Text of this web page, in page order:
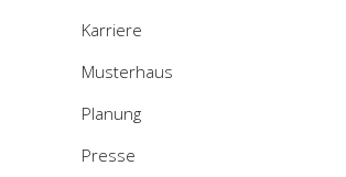
Karriere
Musterhaus
Planung
Presse